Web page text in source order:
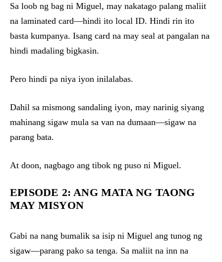
Sa loob ng bag ni Miguel, may nakatago palang maliit
na laminated card—hindi ito local ID. Hindi rin ito
basta kumpanya. Isang card na may seal at pangalan na
hindi madaling bigkasin.
Pero hindi pa niya iyon inilalabas.
Dahil sa mismong sandaling iyon, may narinig siyang
mahinang sigaw mula sa van na dumaan—sigaw na
parang bata.
At doon, nagbago ang tibok ng puso ni Miguel.
EPISODE 2: ANG MATA NG TAONG
MAY MISYON
Gabi na nang bumalik sa isip ni Miguel ang tunog ng
sigaw—parang pako sa tenga. Sa maliit na inn na